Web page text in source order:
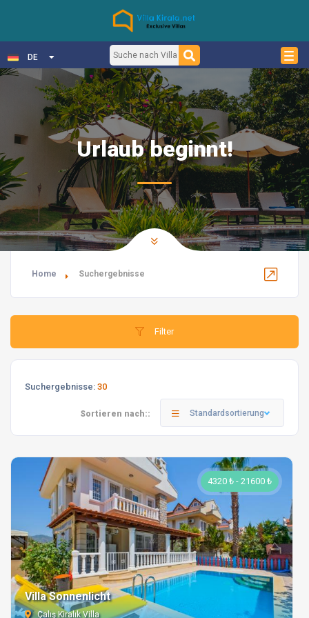
DE
Urlaub beginnt!
Home Suchergebnisse
Filter
Suchergebnisse: 30
Sortieren nach:: Standardsortierung
4320 ₺ - 21600 ₺
Villa Sonnenlicht
Çalış Kiralık Villa